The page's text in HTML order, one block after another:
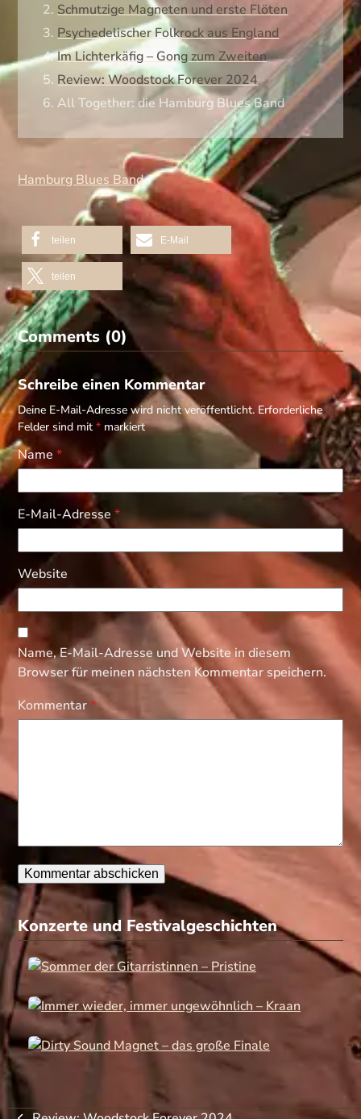
2. Schmutzige Magneten und erste Flöten
3. Psychedelischer Folkrock aus England
4.Im Lichterkäfig – Gong zum Zweiten
5. Review: Woodstock Forever 2024
6. All Together: die Hamburg Blues Band
Hamburg Blues Band
teilen E-Mail
teilen
Comments (0)
Schreibe einen Kommentar
Deine E-Mail-Adresse wird nicht veröffentlicht. Erforderliche
Felder sind mit* markiert
Name*
E-Mail-Adresse*
Website
Name, E-Mail-Adresse und Website in diesem
Browser für meinen nächsten Kommentar speichern.
Kommentar*
Konzerte und Festivalgeschichten
Sommer der Gitarristinnen – Pristine
Immer wieder, immer ungewöhnlich –
Kraan
Dirty Sound Magnet – das große